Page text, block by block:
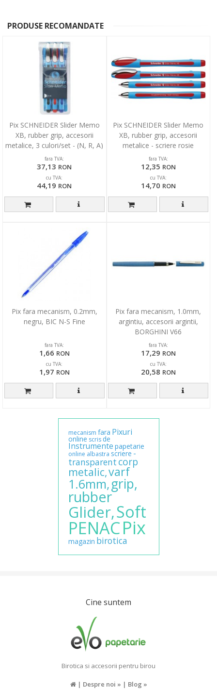
PRODUSE RECOMANDATE
Pix SCHNEIDER Slider Memo
XB, rubber grip, accesorii
metalice, 3 culori/set - (N, R, A)
fara TVA:
37,13 RON
cu TVA:
44,19 RON
Pix SCHNEIDER Slider Memo
XB, rubber grip, accesorii
metalice - scriere rosie
fara TVA:
12,35 RON
cu TVA:
14,70 RON
Pix fara mecanism, 0.2mm,
negru, BIC N-S Fine
fara TVA:
1,66 RON
cu TVA:
1,97 RON
Pix fara mecanism, 1.0mm,
argintiu, accesorii argintii,
BORGHINI V66
fara TVA:
17,29 RON
cu TVA:
20,58 RON
mecanism fara Pixuri
online scris de
Instrumente papetarie
online albastra scriere -
transparent corp
metalic,varf
1.6mm,grip,
rubber
Glider,Soft
PENACPix
magazin birotica
Cine suntem
Birotica si accesorii pentru birou
| Despre noi » | Blog »